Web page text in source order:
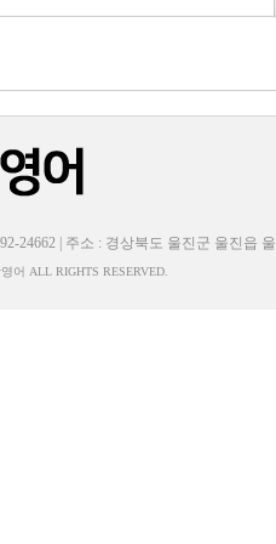
24662 | 주소 : 경상북도 울진군 울진읍
어 ALL RIGHTS RESERVED.